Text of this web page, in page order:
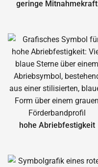
geringe Mitnahmekraft
hohe Abrieb­festigkeit